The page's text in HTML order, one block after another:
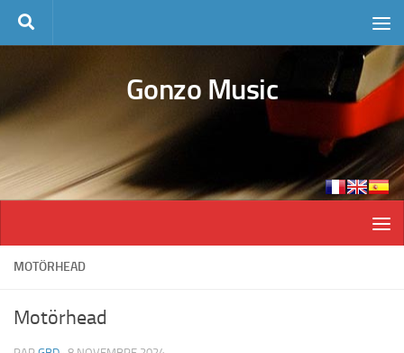
Skip to content
Gonzo Music
MOTÖRHEAD
Motörhead